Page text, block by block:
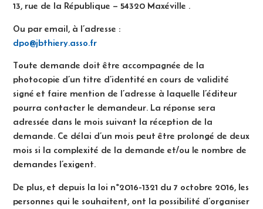
13, rue de la République – 54320 Maxéville .
Ou par email, à l’adresse :
dpo@jbthiery.asso.fr
Toute demande doit être accompagnée de la
photocopie d’un titre d’identité en cours de validité
signé et faire mention de l’adresse à laquelle l’éditeur
pourra contacter le demandeur. La réponse sera
adressée dans le mois suivant la réception de la
demande. Ce délai d’un mois peut être prolongé de deux
mois si la complexité de la demande et/ou le nombre de
demandes l’exigent.
De plus, et depuis la loi n°2016-1321 du 7 octobre 2016, les
personnes qui le souhaitent, ont la possibilité d’organiser